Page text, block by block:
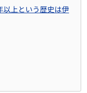
以上という歴史は伊